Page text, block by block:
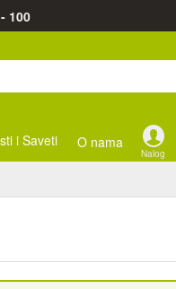
100
i Saveti O nama
Nalog